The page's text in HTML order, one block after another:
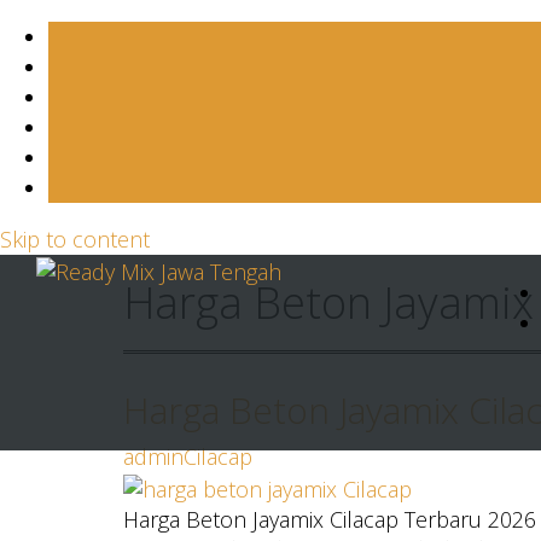
Skip to content
Harga Beton
Harga Beton Jayamix
adminCilacap
Harga Beton Jayamix Cilacap Terbaru